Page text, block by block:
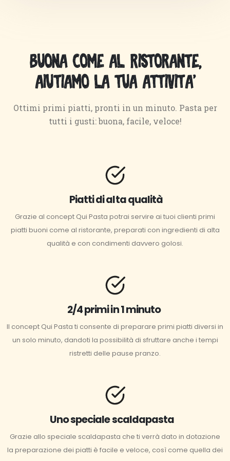
Buona come al ristorante,
aiutiamo la tua attivita'
Ottimi primi piatti, pronti in un minuto. Pasta per
tutti i gusti: buona, facile, veloce!
Piatti di alta qualità
Grazie al concept Qui Pasta potrai servire ai tuoi clienti primi
piatti buoni come al ristorante, preparati con ingredienti di alta
qualità e con condimenti davvero golosi.
2/4 primi in 1 minuto
Il concept Qui Pasta ti consente di preparare primi piatti diversi in
un solo minuto, dandoti la possibilità di sfruttare anche i tempi
ristretti delle pause pranzo.
Uno speciale scaldapasta
Grazie allo speciale scaldapasta che ti verrà dato in dotazione
la preparazione dei piatti è facile e veloce, così come quella dei